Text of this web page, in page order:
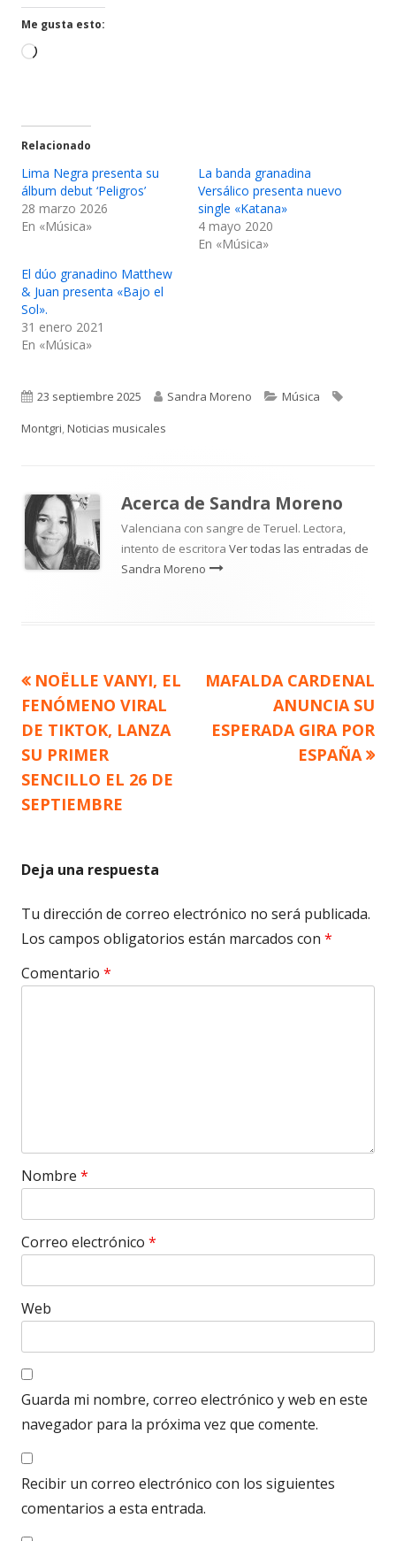
Me gusta esto:
Cargando...
Relacionado
Lima Negra presenta su
álbum debut ‘Peligros’
28 marzo 2026
En «Música»
La banda granadina
Versálico presenta nuevo
single «Katana»
4 mayo 2020
En «Música»
El dúo granadino Matthew
& Juan presenta «Bajo el
Sol».
31 enero 2021
En «Música»
Publicado
el
23 septiembre 2025 Autor
Sandra Moreno Categorías
Música
Montgri,Noticias musicales
Acerca de Sandra Moreno
Valenciana con sangre de Teruel. Lectora,
intento de escritora Ver todas las entradas de
Sandra Moreno
Navegación
de
entradas
Artículo
anterior
NOËLLE VANYI, EL
FENÓMENO VIRAL
DE TIKTOK, LANZA
SU PRIMER
SENCILLO EL 26 DE
SEPTIEMBRE
Artículo
siguiente
MAFALDA CARDENAL
ANUNCIA SU
ESPERADA GIRA POR
ESPAÑA
Deja una respuesta
Tu dirección de correo electrónico no será publicada.
Los campos obligatorios están marcados con *
Comentario *
Nombre *
Correo electrónico *
Web
Guarda mi nombre, correo electrónico y web en este
navegador para la próxima vez que comente.
Recibir un correo electrónico con los siguientes
comentarios a esta entrada.